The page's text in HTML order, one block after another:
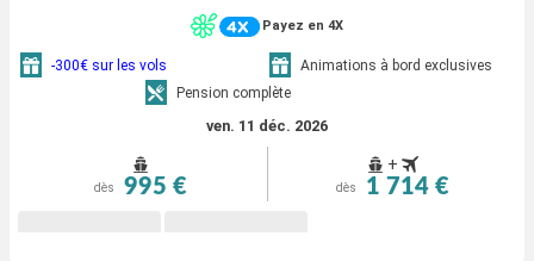
Payez en 4X
-300€ sur les vols
Animations à bord exclusives
Pension complète
ven. 11 déc. 2026
dès 995 €
+
dès 1 714 €